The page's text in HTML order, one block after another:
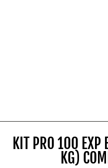
KIT PRO 100 EXP
KG)